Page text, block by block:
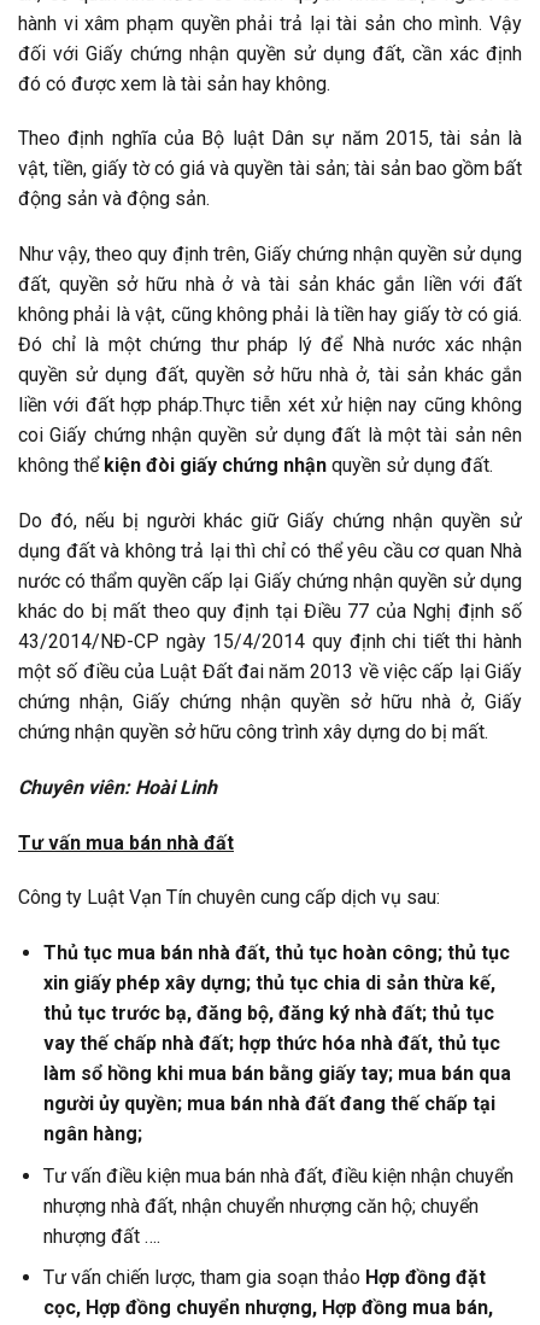
hành vi xâm phạm quyền phải trả lại tài sản cho mình. Vậy
đối với Giấy chứng nhận quyền sử dụng đất, cần xác định
đó có được xem là tài sản hay không.
Theo định nghĩa của Bộ luật Dân sự năm 2015, tài sản là
vật, tiền, giấy tờ có giá và quyền tài sản; tài sản bao gồm bất
động sản và động sản.
Như vậy, theo quy định trên, Giấy chứng nhận quyền sử dụng
đất, quyền sở hữu nhà ở và tài sản khác gắn liền với đất
không phải là vật, cũng không phải là tiền hay giấy tờ có giá.
Đó chỉ là một chứng thư pháp lý để Nhà nước xác nhận
quyền sử dụng đất, quyền sở hữu nhà ở, tài sản khác gắn
liền với đất hợp pháp.Thực tiễn xét xử hiện nay cũng không
coi Giấy chứng nhận quyền sử dụng đất là một tài sản nên
không thểkiện đòi giấy chứng nhận quyền sử dụng đất.
Do đó, nếu bị người khác giữ Giấy chứng nhận quyền sử
dụng đất và không trả lại thì chỉ có thể yêu cầu cơ quan Nhà
nước có thẩm quyền cấp lại Giấy chứng nhận quyền sử dụng
khác do bị mất theo quy định tại Điều 77 của Nghị định số
43/2014/NĐ-CP ngày 15/4/2014 quy định chi tiết thi hành
một số điều của Luật Đất đai năm 2013 về việc cấp lại Giấy
chứng nhận, Giấy chứng nhận quyền sở hữu nhà ở, Giấy
chứng nhận quyền sở hữu công trình xây dựng do bị mất.
Chuyên viên: Hoài Linh
Tư vấn mua bán nhà đất
Công ty Luật Vạn Tín chuyên cung cấp dịch vụ sau:
Thủ tục mua bán nhà đất, thủ tục hoàn công; thủ tục
xin giấy phép xây dựng; thủ tục chia di sản thừa kế,
thủ tục trước bạ, đăng bộ, đăng ký nhà đất; thủ tục
vay thế chấp nhà đất; hợp thức hóa nhà đất, thủ tục
làm sổ hồng khi mua bán bằng giấy tay; mua bán qua
người ủy quyền; mua bán nhà đất đang thế chấp tại
ngân hàng;
Tư vấn điều kiện mua bán nhà đất, điều kiện nhận chuyển
nhượng nhà đất, nhận chuyển nhượng căn hộ; chuyển
nhượng đất ….
Tư vấn chiến lược, tham gia soạn thảo Hợp đồng đặt
cọc, Hợp đồng chuyển nhượng, Hợp đồng mua bán,